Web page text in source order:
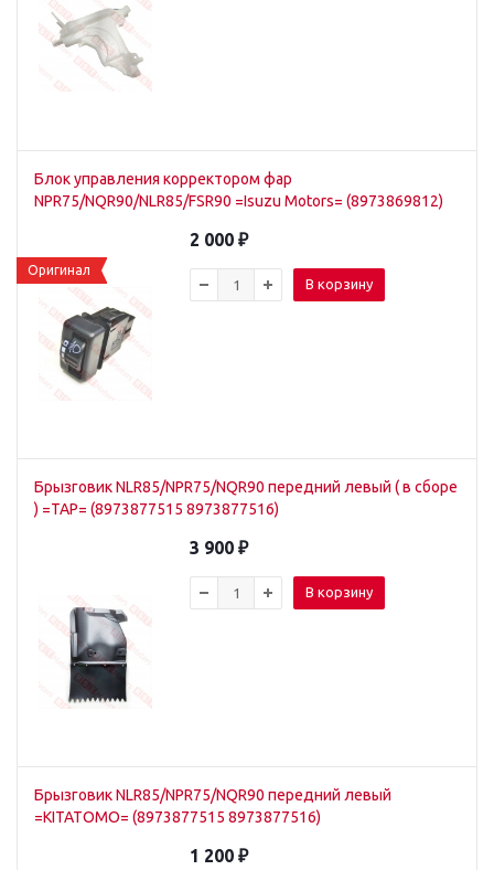
Блок управления корректором фар
NPR75/NQR90/NLR85/FSR90 =Isuzu Motors= (8973869812)
Оригинал
2 000 ₽
В корзину
Брызговик NLR85/NPR75/NQR90 передний левый ( в сборе
) =TAP= (8973877515 8973877516)
3 900 ₽
В корзину
Брызговик NLR85/NPR75/NQR90 передний левый
=KITATOMO= (8973877515 8973877516)
1 200 ₽